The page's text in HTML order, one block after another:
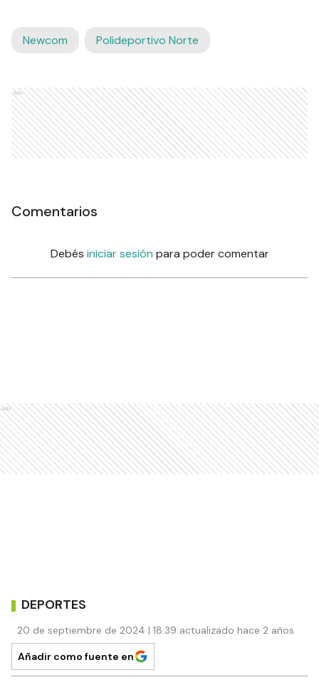
Newcom Polideportivo Norte
Ads
Comentarios
Debés iniciar sesión para poder comentar
Ads
DEPORTES
20 de septiembre de 2024 | 18:39 actualizado hace 2 años
Añadir como fuente en